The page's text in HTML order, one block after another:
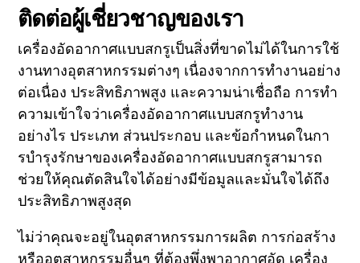
ติดต่อผู้เชี่ยวชาญของเรา
เครื่องอัดอากาศแบบสกรูเป็นสิ่งที่ขาดไม่ได้ในการใช้
งานทางอุตสาหกรรมต่างๆ เนื่องจากการทํางานอย่าง
ต่อเนื่อง ประสิทธิภาพสูง และความน่าเชื่อถือ การทํา
ความเข้าใจว่าเครื่องอัดอากาศแบบสกรูทํางาน
อย่างไร ประเภท ส่วนประกอบ และข้อกําหนดในกา
รบํารุงรักษาของเครื่องอัดอากาศแบบสกรูสามารถ
ช่วยให้คุณตัดสินใจได้อย่างมีข้อมูลและมั่นใจได้ถึง
ประสิทธิภาพสูงสุด
ไม่ว่าคุณจะอยู่ในอุตสาหกรรมการผลิต การก่อสร้าง
หรืออุตสาหกรรมอื่นๆ ที่ต้องพึ่งพาอากาศอัด เครื่อง